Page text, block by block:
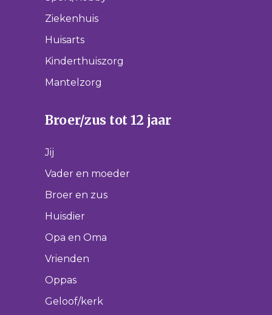
Ziekenhuis
Huisarts
Kinderthuiszorg
Mantelzorg
Broer/zus tot 12 jaar
Jij
Vader en moeder
Broer en zus
Huisdier
Opa en Oma
Vrienden
Oppas
Geloof/kerk